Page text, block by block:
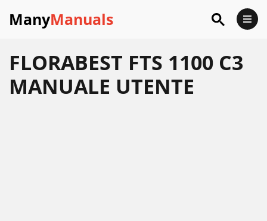
ManyManuals
FLORABEST FTS 1100 C3
MANUALE UTENTE